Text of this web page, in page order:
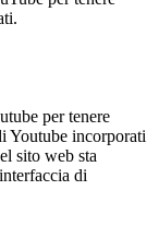
per tenere
Youtube incorporati
sito web sta
di